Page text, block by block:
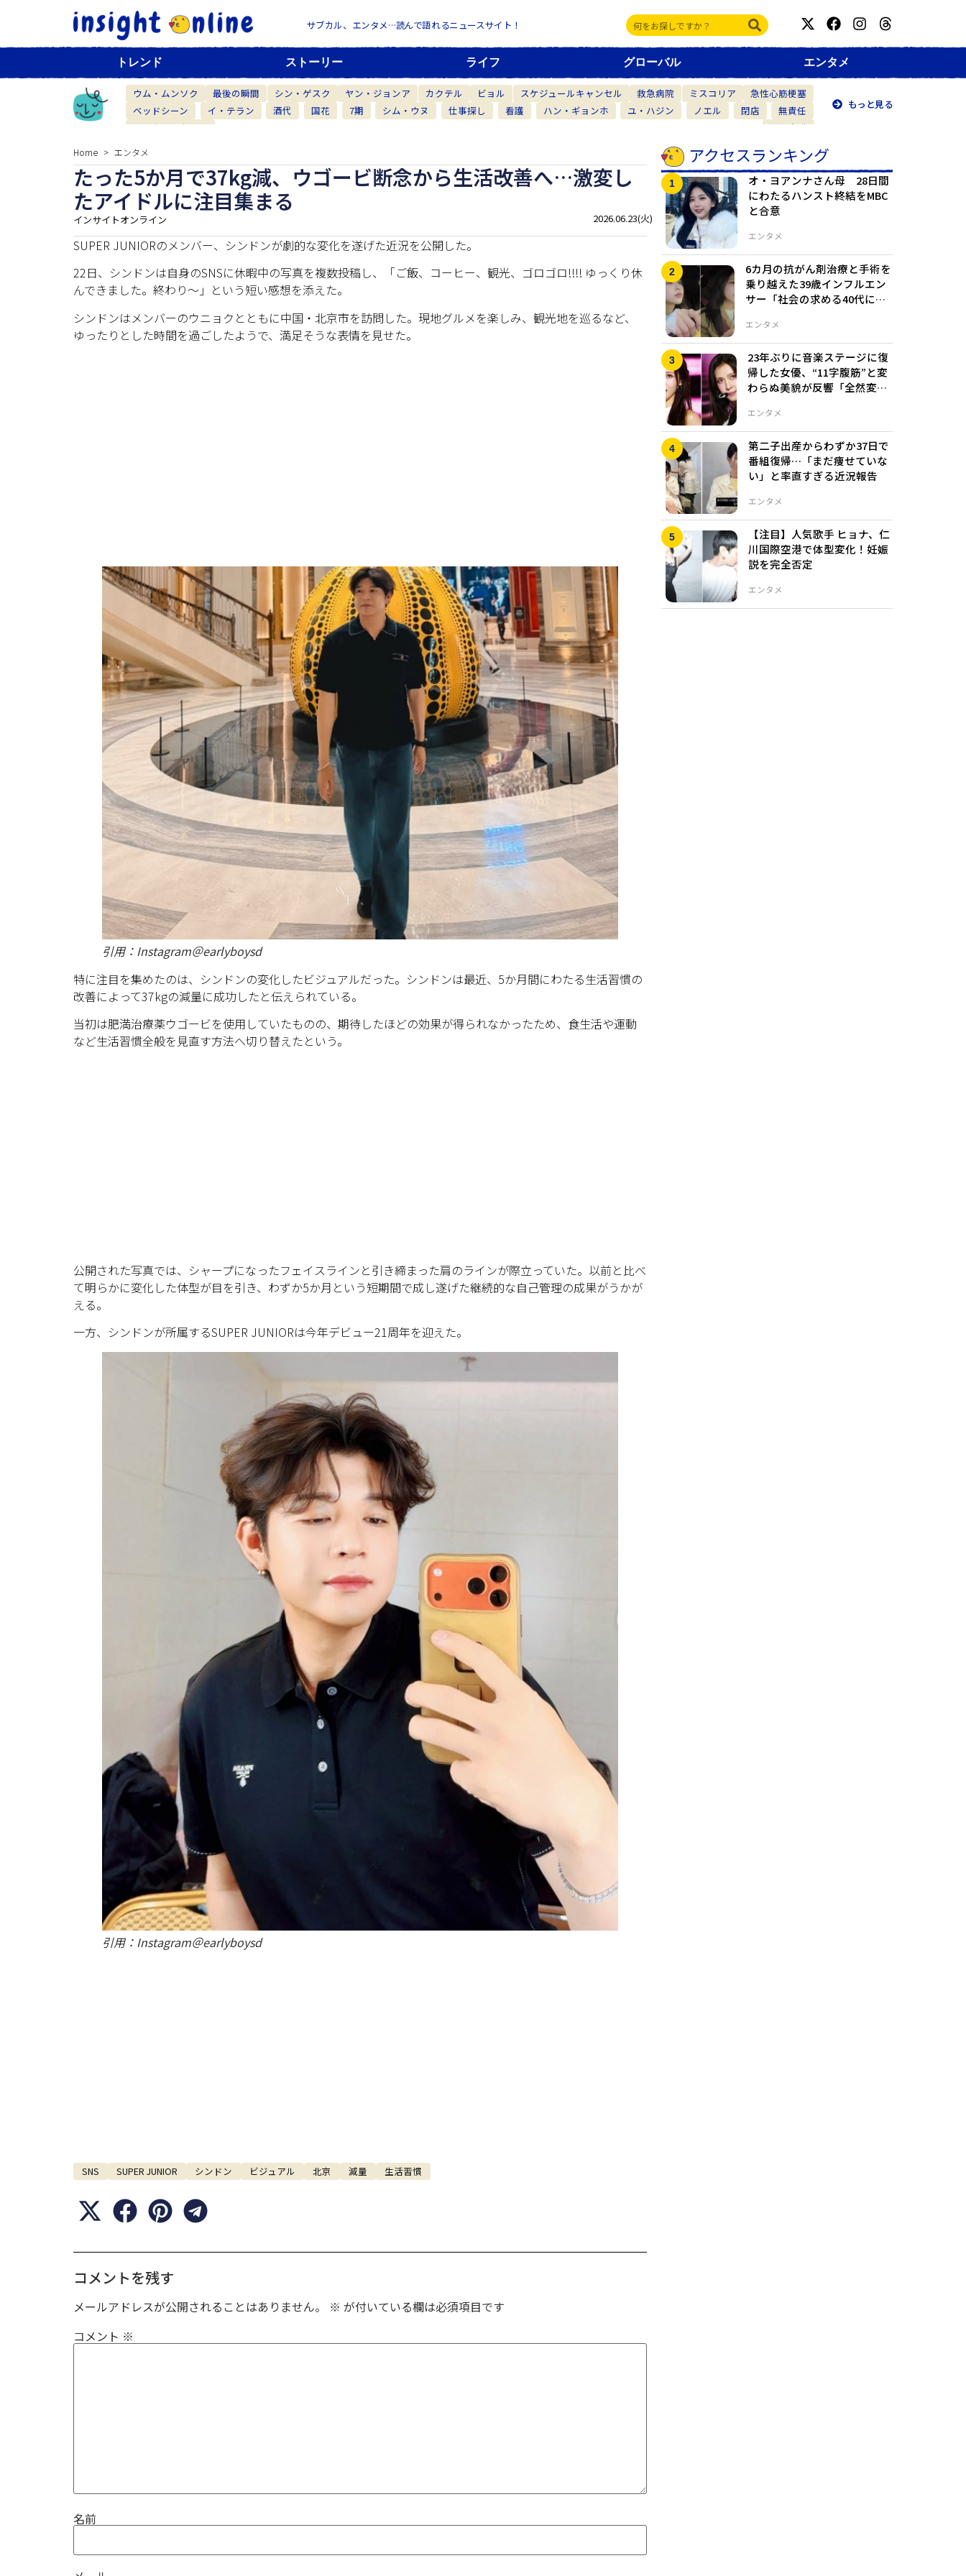
サブカル、エンタメ…読んで語れるニュースサイト！
トレンド ストーリー ライフ グローバル エンタメ
ウム・ムンソク 最後の瞬間 シン・ゲスク ヤン・ジョンア カクテル ビョル スケジュールキャンセル 救急病院 ミスコリア
急性心筋梗塞
ベッドシーン
イ・テラン 酒代 国花 7期 シム・ウヌ 仕事探し 看護 ハン・ギョンホ ユ・ハジン ノエル 閉店
無責任
ベーカリーカフェ
仲間意識
もっと見る
Home エンタメ
たった5か月で37kg減、ウゴービ断念から生活改善へ…激変し
たアイドルに注目集まる
インサイトオンライン 2026.06.23(火)
SUPER JUNIORのメンバー、シンドンが劇的な変化を遂げた近況を公開した。
22日、シンドンは自身のSNSに休暇中の写真を複数投稿し、「ご飯、コーヒー、観光、ゴロゴロ!!!! ゆっくり休
んできました。終わり～」という短い感想を添えた。
シンドンはメンバーのウニョクとともに中国・北京市を訪問した。現地グルメを楽しみ、観光地を巡るなど、
ゆったりとした時間を過ごしたようで、満足そうな表情を見せた。
引用：Instagram＠earlyboysd
特に注目を集めたのは、シンドンの変化したビジュアルだった。シンドンは最近、5か月間にわたる生活習慣の
改善によって37kgの減量に成功したと伝えられている。
当初は肥満治療薬ウゴービを使用していたものの、期待したほどの効果が得られなかったため、食生活や運動
など生活習慣全般を見直す方法へ切り替えたという。
公開された写真では、シャープになったフェイスラインと引き締まった肩のラインが際立っていた。以前と比べ
て明らかに変化した体型が目を引き、わずか5か月という短期間で成し遂げた継続的な自己管理の成果がうかが
える。
一方、シンドンが所属するSUPER JUNIORは今年デビュー21周年を迎えた。
引用：Instagram＠earlyboysd
SNS SUPER JUNIOR シンドン ビジュアル 北京 減量 生活習慣
コメントを残す
メールアドレスが公開されることはありません。 ※ が付いている欄は必須項目です
コメント ※
名前
アクセスランキング
エンタメ
オ・ヨアンナさん母 28日間
にわたるハンスト終結をMBC
と合意
エンタメ
6カ月の抗がん剤治療と手術を
乗り越えた39歳インフルエン
サー「社会の求める40代にな
エンタメ
23年ぶりに音楽ステージに復
帰した女優、“11字腹筋”と変
わらぬ美貌が反響「全然変わ
エンタメ
第二子出産からわずか37日で
番組復帰…「まだ痩せていな
い」と率直すぎる近況報告
エンタメ
【注目】人気歌手 ヒョナ、仁
川国際空港で体型変化！妊娠
説を完全否定